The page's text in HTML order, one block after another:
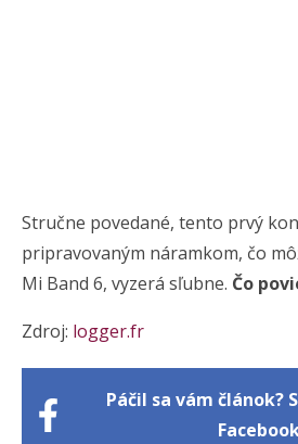
Stručne povedané, tento prvý
pripravovaným náramkom, čo
Mi Band 6, vyzerá sľubne. Čo
Zdroj: logger.fr
Páčil sa vám článok?